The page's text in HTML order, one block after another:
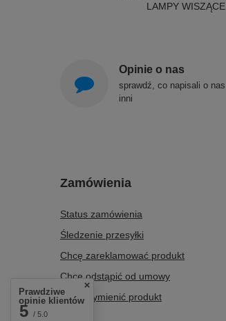
LAMPY WISZĄCE
Opinie o nas
sprawdź, co napisali o nas
inni
Zamówienia
Status zamówienia
Śledzenie przesyłki
Chcę zareklamować produkt
Chcę odstąpić od umowy
Chcę wymienić produkt
Prawdziwe
opinie klientów
5 / 5.0